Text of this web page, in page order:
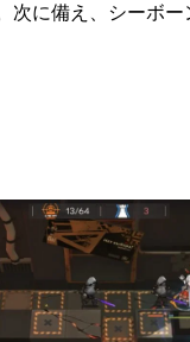
次に備え、シーボー